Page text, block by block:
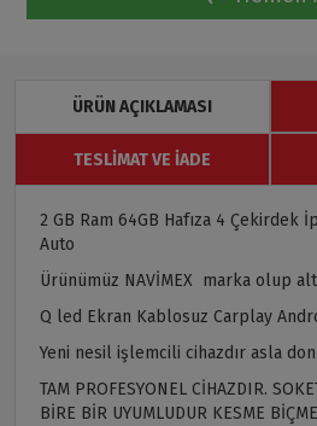
ÜRÜN AÇIKLAMASI
TESLIMAT VE İADE
2 GB Ram 64GB Hafıza 4 Çekirdek
Auto
Ürünümüz NAVİMEX marka olup
Q led Ekran Kablosuz Carplay
Yeni nesil işlemcili cihazdır asla
TAM PROFESYONEL CİHAZDIR.
BİRE BİR UYUMLUDUR KESME